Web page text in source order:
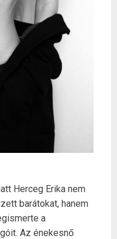
Herceg Erika nem
barátokat, hanem
a
Az énekesnő